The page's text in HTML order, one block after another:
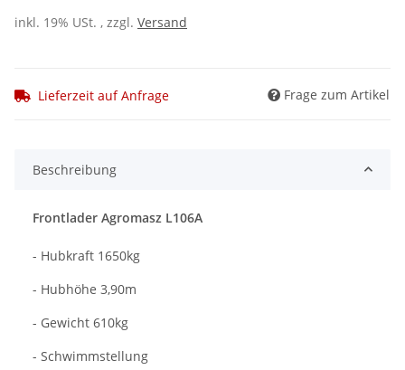
inkl. 19% USt. , zzgl. Versand
Lieferzeit auf Anfrage Frage zum Artikel
Beschreibung
Frontlader Agromasz L106A
- Hubkraft 1650kg
- Hubhöhe 3,90m
- Gewicht 610kg
- Schwimmstellung